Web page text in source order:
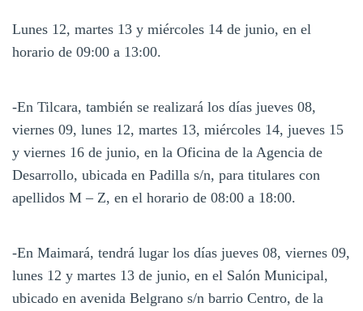
Lunes 12, martes 13 y miércoles 14 de junio, en el
horario de 09:00 a 13:00.
-En Tilcara, también se realizará los días jueves 08,
viernes 09, lunes 12, martes 13, miércoles 14, jueves 15
y viernes 16 de junio, en la Oficina de la Agencia de
Desarrollo, ubicada en Padilla s/n, para titulares con
apellidos M – Z, en el horario de 08:00 a 18:00.
-En Maimará, tendrá lugar los días jueves 08, viernes 09,
lunes 12 y martes 13 de junio, en el Salón Municipal,
ubicado en avenida Belgrano s/n barrio Centro, de la